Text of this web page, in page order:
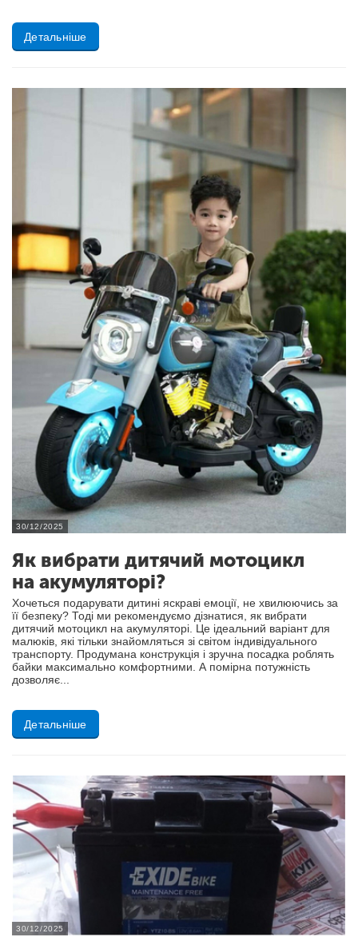
Детальніше
30/12/2025
Як вибрати дитячий мотоцикл
на акумуляторі?
Хочеться подарувати дитині яскраві емоції, не хвилюючись за
її безпеку? Тоді ми рекомендуємо дізнатися, як вибрати
дитячий мотоцикл на акумуляторі. Це ідеальний варіант для
малюків, які тільки знайомляться зі світом індивідуального
транспорту. Продумана конструкція і зручна посадка роблять
байки максимально комфортними. А помірна потужність
дозволяє...
Детальніше
30/12/2025